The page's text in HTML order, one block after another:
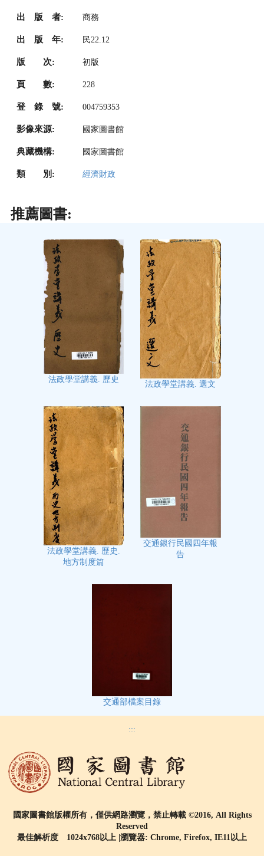
出 版 者: 商務
出 版 年: 民22.12
版 次: 初版
頁 數: 228
登 錄 號: 004759353
影像來源: 國家圖書館
典藏機構: 國家圖書館
類 別: 經濟財政
推薦圖書:
法政學堂講義. 歷史
法政學堂講義. 選文
法政學堂講義. 歷史.
地方制度篇
交通銀行民國四年報
告
交通部檔案目錄
:::
國家圖書館版權所有，僅供網路瀏覽，禁止轉載 ©2016, All Rights
Reserved
最佳解析度 1024x768以上 |瀏覽器: Chrome, Firefox, IE11以上